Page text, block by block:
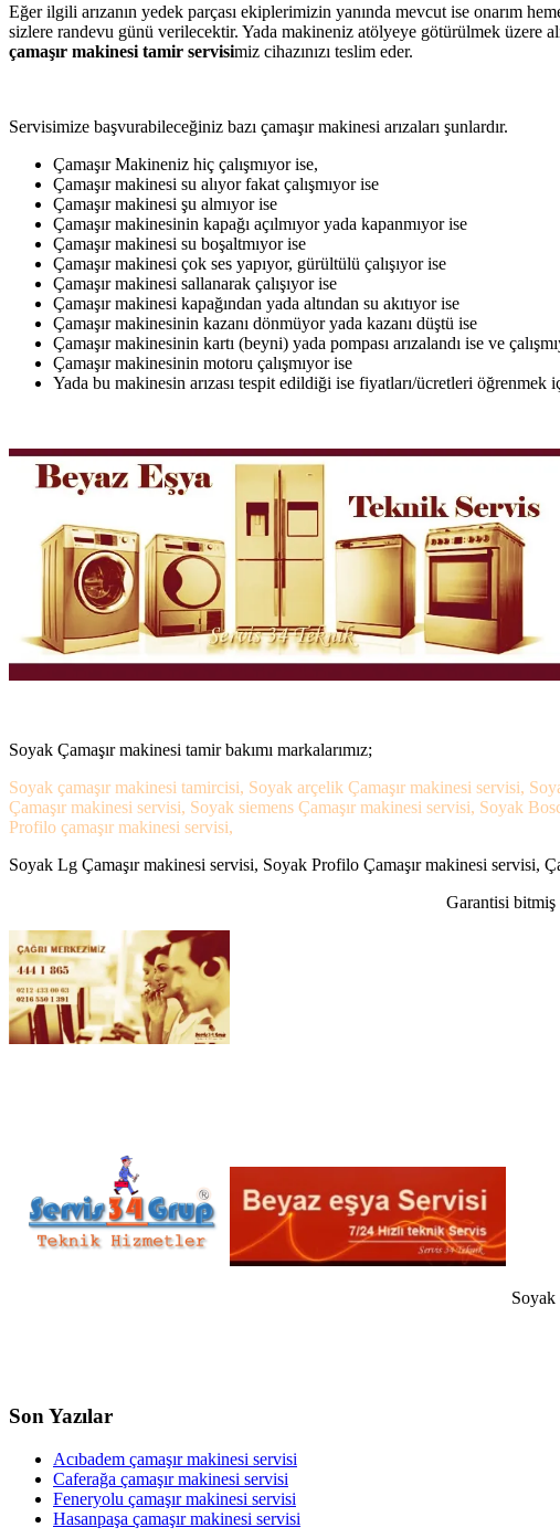
Eğer ilgili arızanın yedek parçası ekiplerimizin yanında mevcut ise onarım
sizlere randevu günü verilecektir. Yada makineniz atölyeye götürülmek üzere
çamaşır makinesi tamir servisimiz cihazınızı teslim eder.
Servisimize başvurabileceğiniz bazı çamaşır makinesi arızaları şunlardır.
Çamaşır Makineniz hiç çalışmıyor ise,
Çamaşır makinesi su alıyor fakat çalışmıyor ise
Çamaşır makinesi şu almıyor ise
Çamaşır makinesinin kapağı açılmıyor yada kapanmıyor ise
Çamaşır makinesi su boşaltmıyor ise
Çamaşır makinesi çok ses yapıyor, gürültülü çalışıyor ise
Çamaşır makinesi sallanarak çalışıyor ise
Çamaşır makinesi kapağından yada altından su akıtıyor ise
Çamaşır makinesinin kazanı dönmüyor yada kazanı düştü ise
Çamaşır makinesinin kartı (beyni) yada pompası arızalandı ise ve
Çamaşır makinesinin motoru çalışmıyor ise
Yada bu makinesin arızası tespit edildiği ise fiyatları/ücretleri öğrenmek
Soyak Çamaşır makinesi tamir bakımı markalarımız;
Soyak çamaşır makinesi tamircisi, Soyak arçelik Çamaşır makinesi servisi,
Çamaşır makinesi servisi, Soyak siemens Çamaşır makinesi servisi, Soyak
Profilo çamaşır makinesi servisi,
Soyak Lg Çamaşır makinesi servisi, Soyak Profilo Çamaşır makinesi servisi,
Garantisi bitmiş
Soyak
Son Yazılar
Acıbadem çamaşır makinesi servisi
Caferağa çamaşır makinesi servisi
Feneryolu çamaşır makinesi servisi
Hasanpaşa çamaşır makinesi servisi